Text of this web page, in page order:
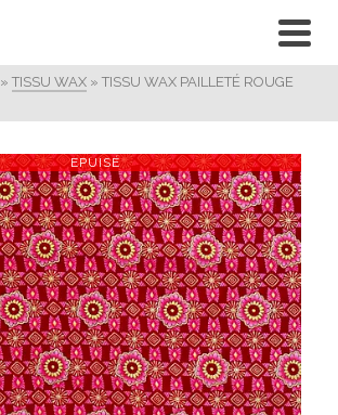
» TISSU WAX » TISSU WAX PAILLETÉ ROUGE
EPUISÉ